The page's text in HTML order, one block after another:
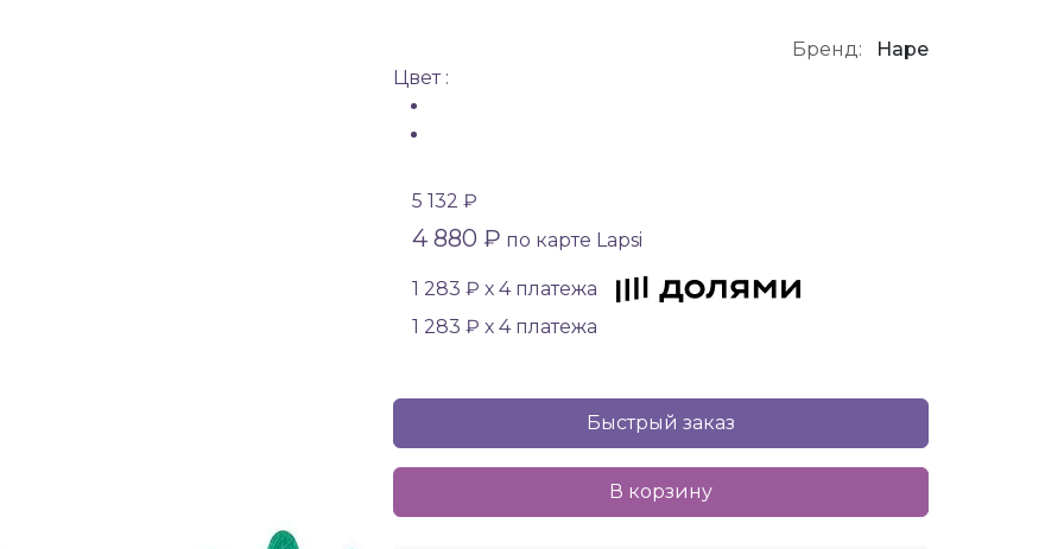
Бренд:
Hape
Цвет :
5 132 ₽
4 880 ₽ по карте Lapsi
1 283 ₽ х 4 платежа
1 283 ₽ х 4 платежа
Быстрый заказ
В корзину